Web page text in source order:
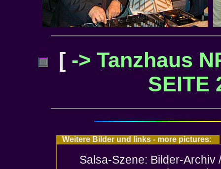
[ -> Tanzhaus
SEITE
Weitere Bilder und links - more pictures:
Salsa-Szene: Bilder-